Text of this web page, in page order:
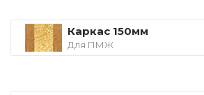
Каркас 150мм
Для ПМЖ